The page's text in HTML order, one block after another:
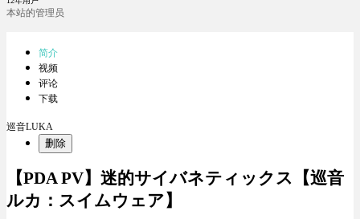
本站的管理员
简介
视频
评论
下载
巡音LUKA
删除
【PDA PV】迷的サイバネティックス【巡音
ルカ：スイムウェア】